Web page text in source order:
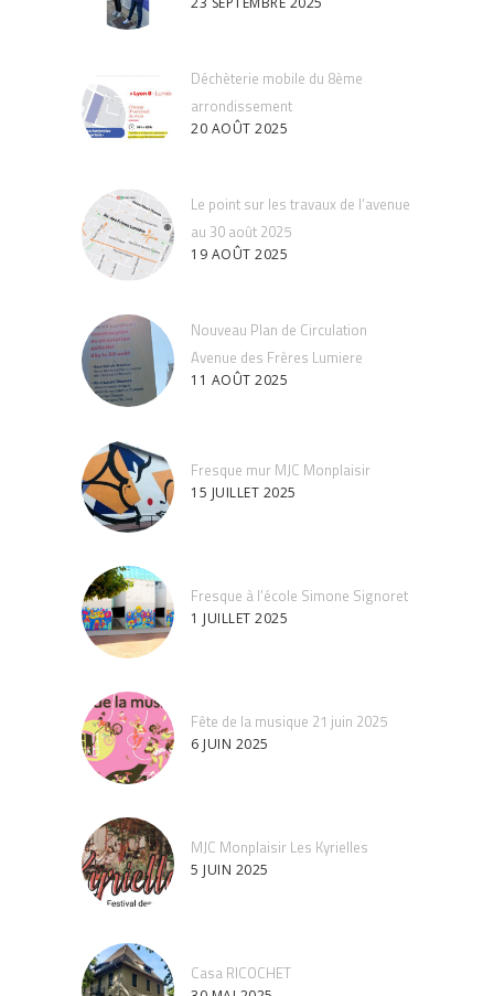
Déchèterie mobile du 8ème
arrondissement
20 AOÛT 2025
Le point sur les travaux de l’avenue
au 30 août 2025
19 AOÛT 2025
Nouveau Plan de Circulation
Avenue des Frères Lumiere
11 AOÛT 2025
Fresque mur MJC Monplaisir
15 JUILLET 2025
Fresque à l’école Simone Signoret
1 JUILLET 2025
Fête de la musique 21 juin 2025
6 JUIN 2025
MJC Monplaisir Les Kyrielles
5 JUIN 2025
Casa RICOCHET